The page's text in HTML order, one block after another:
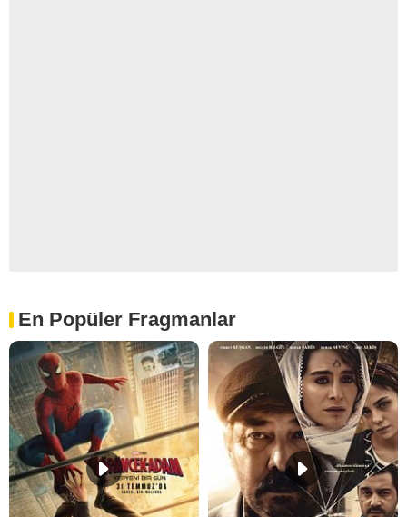
En Popüler Fragmanlar